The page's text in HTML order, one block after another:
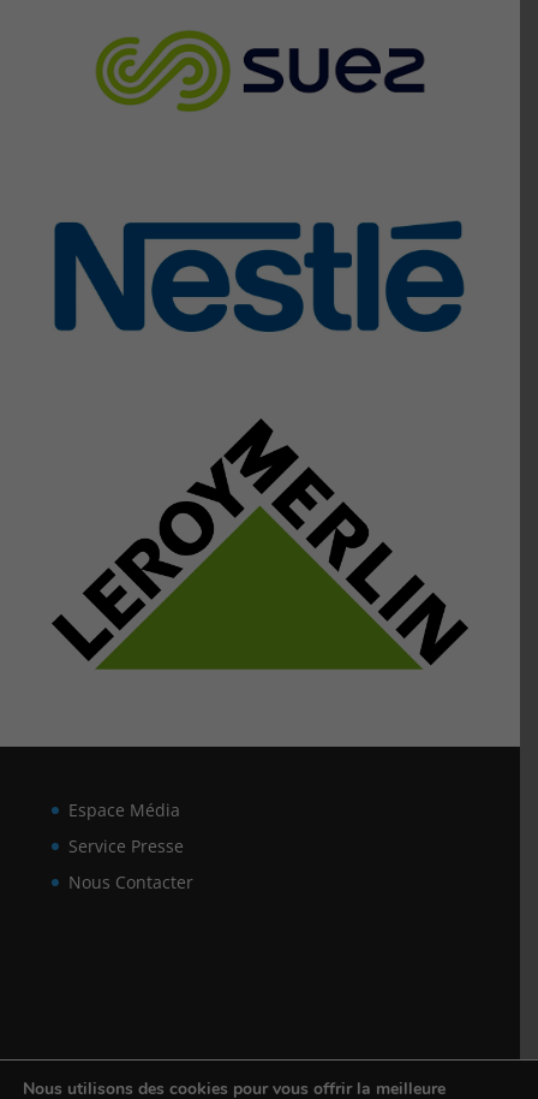
Espace Média
Service Presse
Nous Contacter
Nous utilisons des cookies pour vous offrir la meilleure